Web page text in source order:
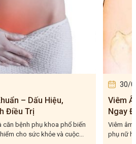
Nội Tiết: Tìm Hiểu
[ĐỪNG CHỦ QUAN]
là tình trạng phổ biến đối với
hiểm đến tính mạng...
30/
Viêm
Nhận
Viêm âm
với tỷ lệ